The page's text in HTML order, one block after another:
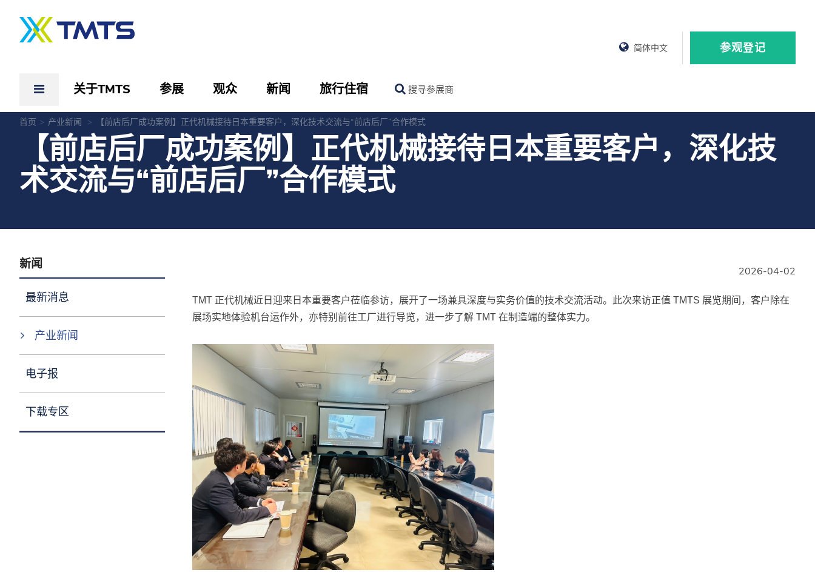
简体中文 参观登记
关于TMTS 参展 观众 新闻 旅行住宿 搜寻参展商
首页 产业新闻 【前店后厂成功案例】正代机械接待日本重要客户，深化技术交流与“前店后厂”合作模式
【前店后厂成功案例】正代机械接待日本重要客户，深化技
术交流与“前店后厂”合作模式
新闻
最新消息
产业新闻
电子报
下载专区
2026-04-02
TMT 正代机械近日迎来日本重要客户莅临参访，展开了一场兼具深度与实务价值的技术交流活动。此次来访正值 TMTS 展览期间，客户除在
展场实地体验机台运作外，亦特别前往工厂进行导览，进一步了解 TMT 在制造端的整体实力。